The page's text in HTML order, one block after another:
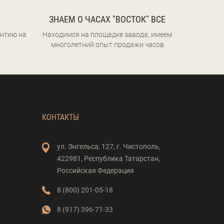
на
ЗНАЕМ О ЧАСАХ "ВОСТОК" ВСЕ
Находимся на площадке завода, имеем
многолетний опыт продажи часов
КОНТАКТЫ
ул. Энгельса, 127, г. Чистополь,
422981, Республика Татарстан,
Российская Федерация
8 (800) 201-05-18
8 (917) 396-71-33